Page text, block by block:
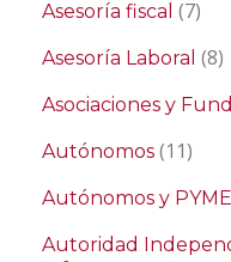
Asesoría fiscal (7)
Asesoría Laboral (8)
Asociaciones y
Autónomos (11)
Autónomos y
Autoridad